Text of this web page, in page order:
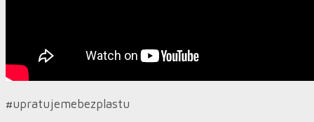
#upratujemebezplastu